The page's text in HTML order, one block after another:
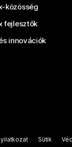
közösség
fejlesztők
innovációk
Sütik